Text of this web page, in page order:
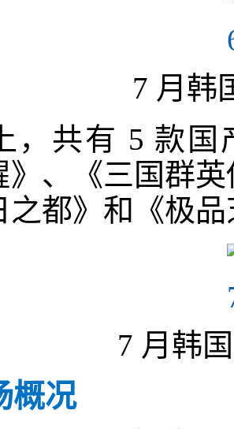
7 月韩
，共有 5 款
》、《三国群
之都》和《极
7 月韩
概况